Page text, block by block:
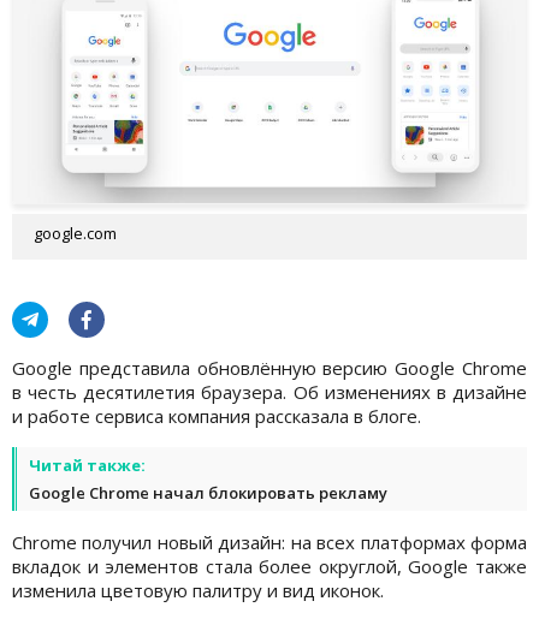
google.com
Google представила обновлённую версию Google Chrome
в честь десятилетия браузера. Об изменениях в дизайне
и работе сервиса компания рассказала в блоге.
Читай также:
Google Chrome начал блокировать рекламу
Chrome получил новый дизайн: на всех платформах форма
вкладок и элементов стала более округлой, Google также
изменила цветовую палитру и вид иконок.